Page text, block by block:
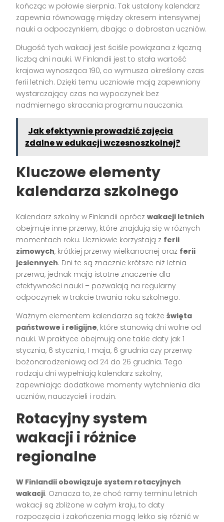
kończąc w połowie sierpnia. Tak ustalony kalendarz
zapewnia równowagę między okresem intensywnej
nauki a odpoczynkiem, dbając o dobrostan uczniów.
Długość tych wakacji jest ściśle powiązana z łączną
liczbą dni nauki. W Finlandii jest to stała wartość
krajowa wynosząca 190, co wymusza określony czas
ferii letnich. Dzięki temu uczniowie mają zapewniony
wystarczający czas na wypoczynek bez
nadmiernego skracania programu nauczania.
Jak efektywnie prowadzić zajęcia
zdalne w edukacji wczesnoszkolnej?
Kluczowe elementy
kalendarza szkolnego
Kalendarz szkolny w Finlandii opróczwakacji letnich
obejmuje inne przerwy, które znajdują się w różnych
momentach roku. Uczniowie korzystają z ferii
zimowych, krótkiej przerwy wielkanocnej oraz ferii
jesiennych. Dni te są znacznie krótsze niż letnia
przerwa, jednak mają istotne znaczenie dla
efektywności nauki – pozwalają na regularny
odpoczynek w trakcie trwania roku szkolnego.
Ważnym elementem kalendarza są takżeświęta
państwowe i religijne, które stanowią dni wolne od
nauki. W praktyce obejmują one takie daty jak 1
stycznia, 6 stycznia, 1 maja, 6 grudnia czy przerwę
bożonarodzeniową od 24 do 26 grudnia. Tego
rodzaju dni wypełniają kalendarz szkolny,
zapewniając dodatkowe momenty wytchnienia dla
uczniów, nauczycieli i rodzin.
Rotacyjny system
wakacji i różnice
regionalne
W Finlandii obowiązuje system rotacyjnych
wakacji. Oznacza to, że choć ramy terminu letnich
wakacji są zbliżone w całym kraju, to daty
rozpoczęcia i zakończenia mogą lekko się różnić w